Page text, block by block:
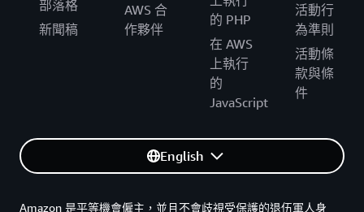
部落格
新聞稿
AWS 合
作夥伴
的 PHP
在 AWS
上執行
的
JavaScript
活動行
為準則
活動條
款與條
件
English
Amazon 是平等機會僱主，並且不會歧視受保護的退伍軍人身